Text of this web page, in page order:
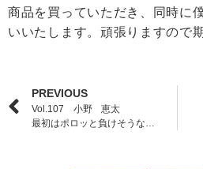
商品を買っていただき、同時に
いいたします。頑張りますので
PREVIOUS
Vol.107 小野 恵太
最初はポロッと負けそうな…